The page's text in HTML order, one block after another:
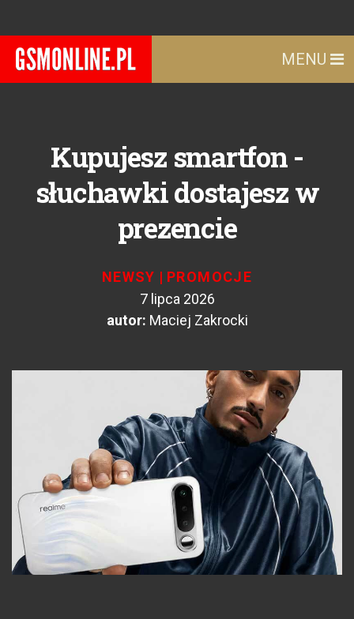
MENU
Kupujesz smartfon -
słuchawki dostajesz w
prezencie
NEWSY | PROMOCJE
7 lipca 2026
autor: Maciej Zakrocki